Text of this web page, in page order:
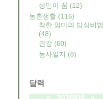
성민이 꿈 (12)
농촌생활 (116)
착한 엄마의 밥상비법
(48)
건강 (60)
농사일지 (8)
달력